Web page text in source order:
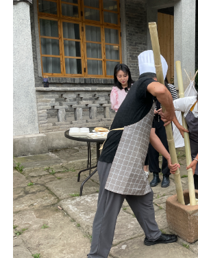
投资者关系